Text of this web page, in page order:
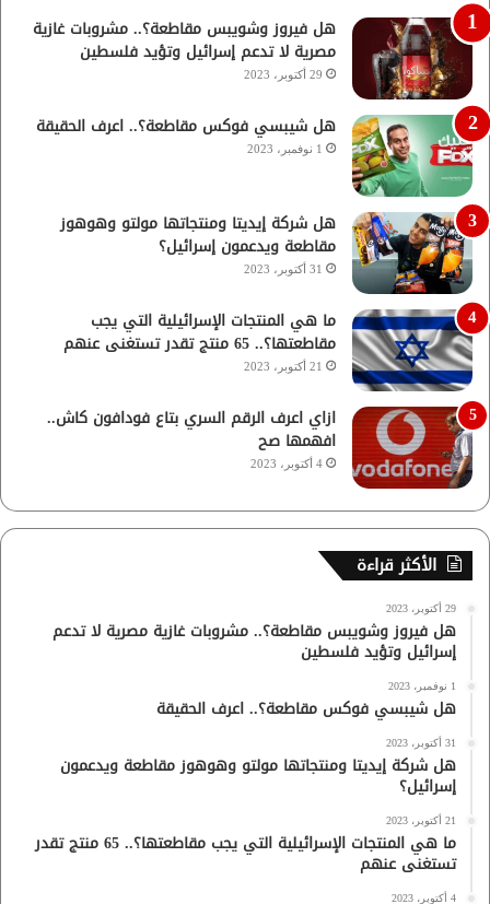
هل فيروز وشويبس مقاطعة؟.. مشروبات غازية
مصرية لا تدعم إسرائيل وتؤيد فلسطين
29 أكتوبر، 2023
هل شيبسي فوكس مقاطعة؟.. اعرف الحقيقة
1 نوفمبر، 2023
هل شركة إيديتا ومنتجاتها مولتو وهوهوز
مقاطعة ويدعمون إسرائيل؟
31 أكتوبر، 2023
ما هي المنتجات الإسرائيلية التي يجب
مقاطعتها؟.. 65 منتج تقدر تستغنى عنهم
21 أكتوبر، 2023
ازاي اعرف الرقم السري بتاع فودافون كاش..
افهمها صح
4 أكتوبر، 2023
الأكثر قراءة
29 أكتوبر، 2023
هل فيروز وشويبس مقاطعة؟.. مشروبات غازية مصرية لا تدعم
إسرائيل وتؤيد فلسطين
1 نوفمبر، 2023
هل شيبسي فوكس مقاطعة؟.. اعرف الحقيقة
31 أكتوبر، 2023
هل شركة إيديتا ومنتجاتها مولتو وهوهوز مقاطعة ويدعمون
إسرائيل؟
21 أكتوبر، 2023
ما هي المنتجات الإسرائيلية التي يجب مقاطعتها؟.. 65 منتج تقدر
تستغنى عنهم
4 أكتوبر، 2023